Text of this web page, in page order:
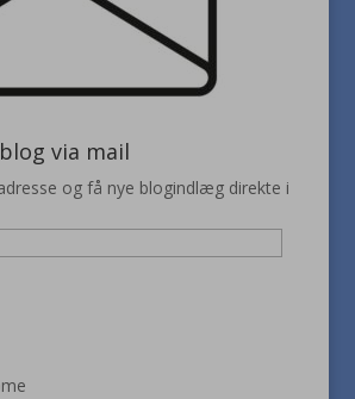
via mail
og få nye blogindlæg direkte i